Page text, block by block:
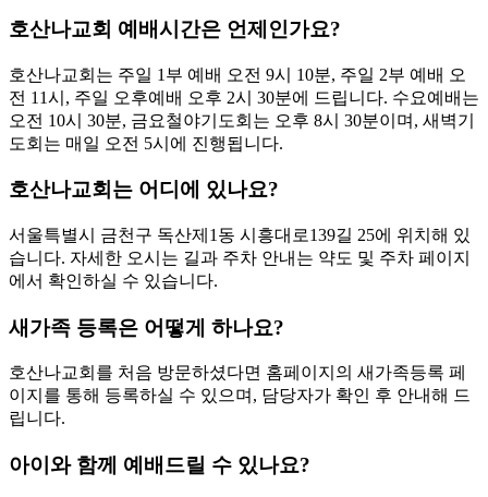
호산나교회 예배시간은 언제인가요?
호산나교회는 주일 1부 예배 오전 9시 10분, 주일 2부 예배 오
전 11시, 주일 오후예배 오후 2시 30분에 드립니다. 수요예배는
오전 10시 30분, 금요철야기도회는 오후 8시 30분이며, 새벽기
도회는 매일 오전 5시에 진행됩니다.
호산나교회는 어디에 있나요?
서울특별시 금천구 독산제1동 시흥대로139길 25에 위치해 있
습니다. 자세한 오시는 길과 주차 안내는 약도 및 주차 페이지
에서 확인하실 수 있습니다.
새가족 등록은 어떻게 하나요?
호산나교회를 처음 방문하셨다면 홈페이지의 새가족등록 페
이지를 통해 등록하실 수 있으며, 담당자가 확인 후 안내해 드
립니다.
아이와 함께 예배드릴 수 있나요?